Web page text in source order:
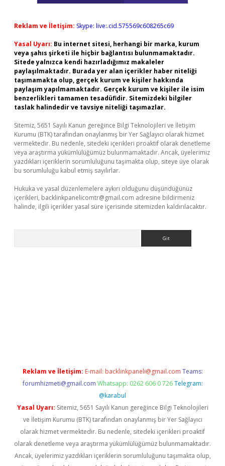
Reklam ve İletişim: Skype: live:.cid.575569c608265c69
Yasal Uyarı: Bu internet sitesi, herhangi bir marka, kurum
veya şahıs şirketi ile hiçbir bağlantısı bulunmamaktadır.
Sitede yalnızca kendi hazırladığımız makaleler
paylaşılmaktadır. Burada yer alan içerikler haber niteliği
taşımamakta olup, gerçek kurum ve kişiler hakkında
paylaşım yapılmamaktadır. Gerçek kurum ve kişiler ile isim
benzerlikleri tamamen tesadüfidir. Sitemizdeki bilgiler
taslak halindedir ve tavsiye niteliği taşımazlar.
Sitemiz, 5651 Sayılı Kanun gereğince Bilgi Teknolojileri ve İletişim
Kurumu (BTK) tarafından onaylanmış bir Yer Sağlayıcı olarak hizmet
vermektedir. Bu nedenle, sitedeki içerikleri proaktif olarak denetleme
veya araştırma yükümlülüğümüz bulunmamaktadır. Ancak, üyelerimiz
yazdıkları içeriklerin sorumluluğunu taşımakta olup, siteye üye olarak
bu sorumluluğu kabul etmiş sayılırlar.
Hukuka ve yasal düzenlemelere aykırı olduğunu düşündüğünüz
içerikleri, backlinkpanelicomtr@gmail.com adresine bildirmeniz
halinde, ilgili içerikler yasal süre içerisinde sitemizden kaldırılacaktır.
Reklam ve İletişim: E-mail: backlinkpaneli@gmail.com Teams:
forumhizmeti@gmail.com Whatsapp: 0262 606 0 726 Telegram:
@karabul
Yasal Uyarı: Sitemiz, 5651 Sayılı Kanun gereğince Bilgi Teknolojileri
ve İletişim Kurumu (BTK) tarafından onaylanmış bir Yer Sağlayıcı
olarak hizmet vermektedir. Bu nedenle, sitedeki içerikleri proaktif
olarak denetleme veya araştırma yükümlülüğümüz bulunmamaktadır.
Ancak, üyelerimiz yazdıkları içeriklerin sorumluluğunu taşımakta olup,